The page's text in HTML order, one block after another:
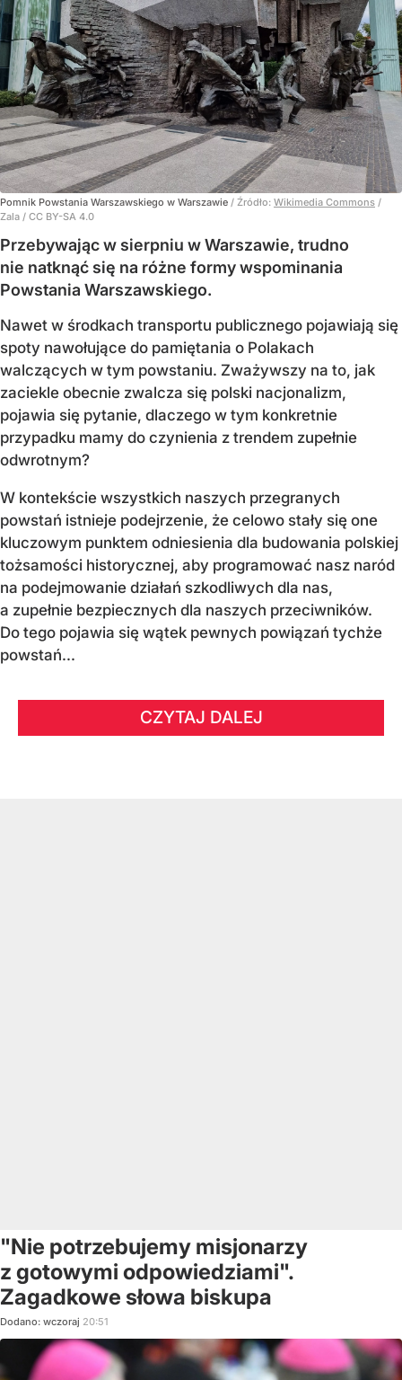
Pomnik Powstania Warszawskiego w Warszawie / Źródło: Wikimedia Commons /
Zala / CC BY-SA 4.0
Przebywając w sierpniu w Warszawie, trudno
nie natknąć się na różne formy wspominania
Powstania Warszawskiego.
Nawet w środkach transportu publicznego pojawiają się
spoty nawołujące do pamiętania o Polakach
walczących w tym powstaniu. Zważywszy na to, jak
zaciekle obecnie zwalcza się polski nacjonalizm,
pojawia się pytanie, dlaczego w tym konkretnie
przypadku mamy do czynienia z trendem zupełnie
odwrotnym?
W kontekście wszystkich naszych przegranych
powstań istnieje podejrzenie, że celowo stały się one
kluczowym punktem odniesienia dla budowania polskiej
tożsamości historycznej, aby programować nasz naród
na podejmowanie działań szkodliwych dla nas,
a zupełnie bezpiecznych dla naszych przeciwników.
Do tego pojawia się wątek pewnych powiązań tychże
powstań...
CZYTAJ DALEJ
"Nie potrzebujemy misjonarzy
z gotowymi odpowiedziami".
Zagadkowe słowa biskupa
Dodano: wczoraj 20:51